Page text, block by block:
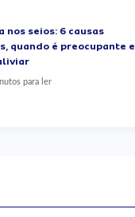
nos seios: 6 causas
quando é preocupante e
para ler